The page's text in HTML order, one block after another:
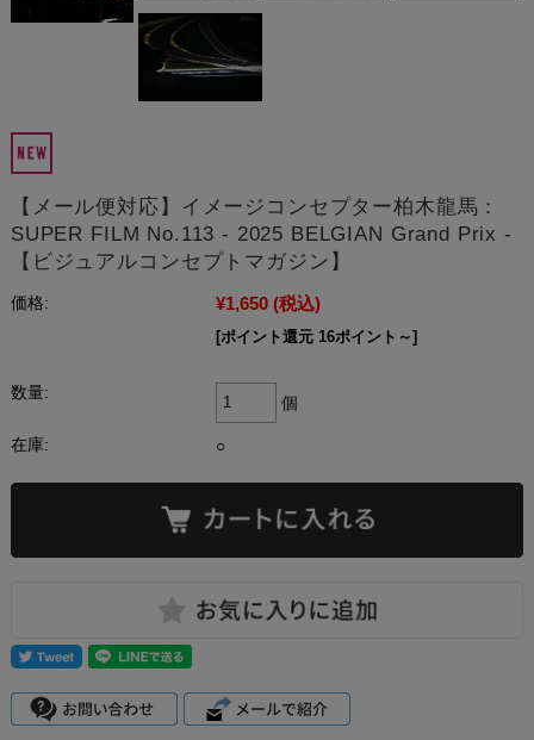
【メール便対応】イメージコンセプター柏木龍馬：
SUPER FILM No.113 - 2025 BELGIAN Grand Prix -
【ビジュアルコンセプトマガジン】
価格: ¥1,650 (税込)
[ポイント還元 16ポイント～]
数量:
個
在庫: ○